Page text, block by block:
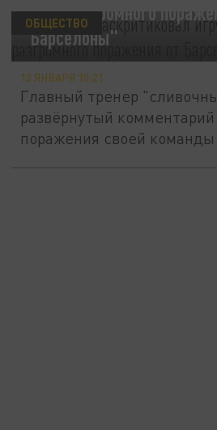
после разгромного
"Барселоны"
ОБЩЕСТВО
13 ЯНВАРЯ 10:21
Главный тренер
развёрнутый
поражения своей команды